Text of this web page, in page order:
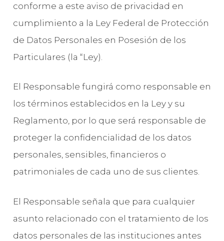
conforme a este aviso de privacidad en
cumplimiento a la Ley Federal de Protección
de Datos Personales en Posesión de los
Particulares (la “Ley).
El Responsable fungirá como responsable en
los términos establecidos en la Ley y su
Reglamento, por lo que será responsable de
proteger la confidencialidad de los datos
personales, sensibles, financieros o
patrimoniales de cada uno de sus clientes.
El Responsable señala que para cualquier
asunto relacionado con el tratamiento de los
datos personales de las instituciones antes